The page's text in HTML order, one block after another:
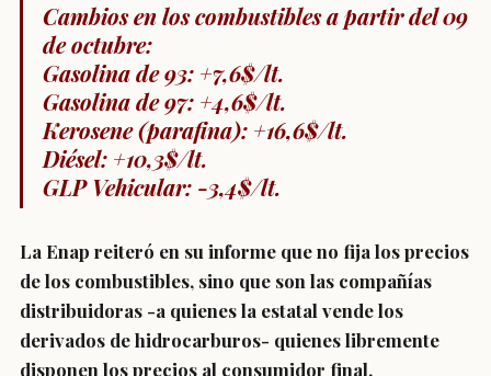
Cambios en los combustiblesa partir del 09
de octubre:
Gasolina de 93: +7,6$/lt.
Gasolina de 97: +4,6$/lt.
Kerosene (parafina): +16,6$/lt.
Diésel: +10,3$/lt.
GLP Vehicular: -3,4$/lt.
La Enap reiteró en su informe que no fija los precios
de los combustibles, sino que son las compañías
distribuidoras -a quienes la estatal vende los
derivados de hidrocarburos- quienes libremente
disponen los precios al consumidor final.